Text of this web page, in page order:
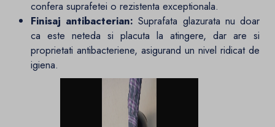
confera suprafetei o rezistenta exceptionala.
Finisaj antibacterian: Suprafata glazurata nu doar
ca este neteda si placuta la atingere, dar are si
proprietati antibacteriene, asigurand un nivel ridicat de
igiena.